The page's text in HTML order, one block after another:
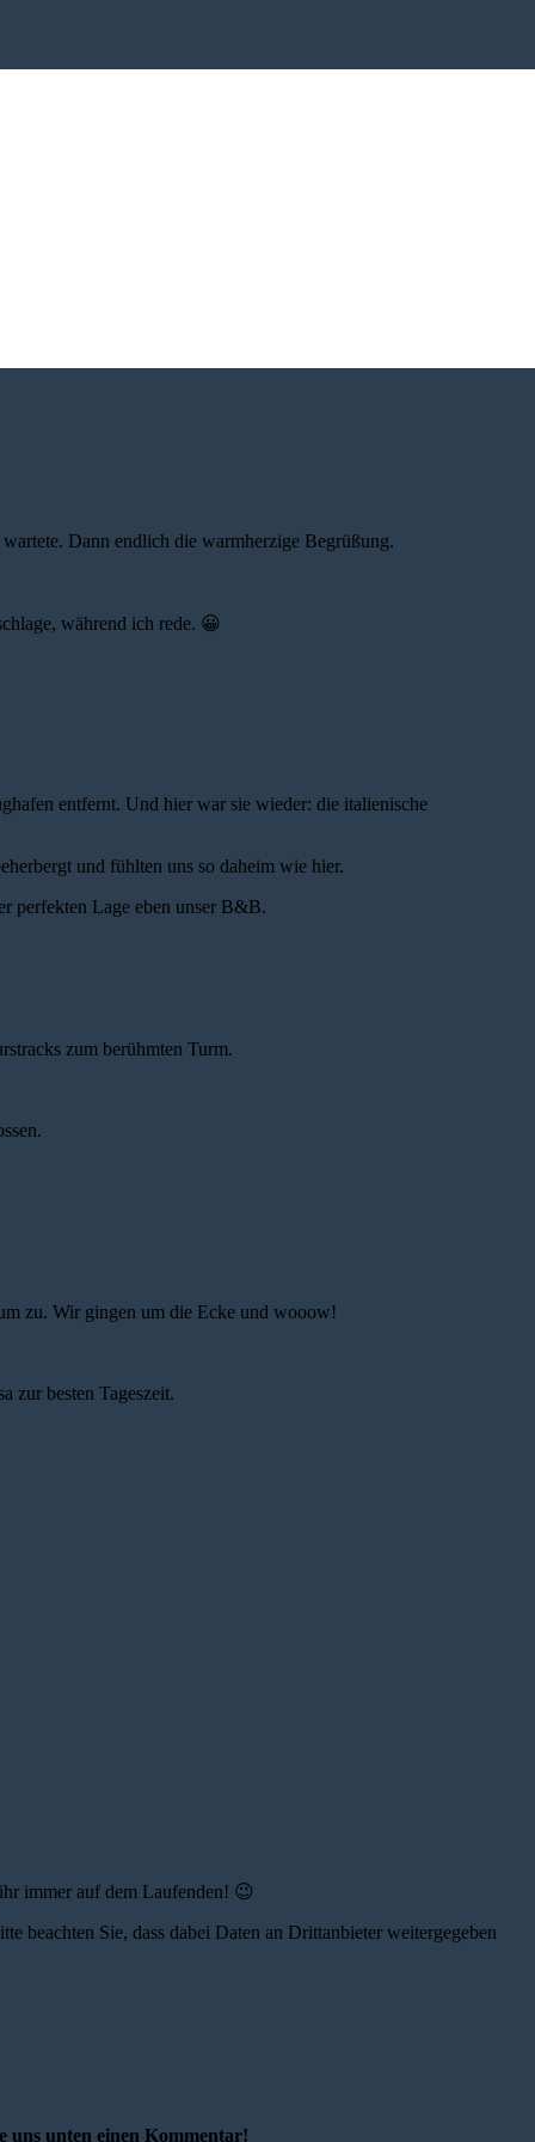
Dann endlich die warmherzige Begrüßung.
während ich rede. 😀
entfernt. Und hier war sie wieder: die italienische
und fühlten uns so daheim wie hier.
perfekten Lage eben unser B&B.
zum berühmten Turm.
zu. Wir gingen um die Ecke und wooow!
zur besten Tageszeit.
immer auf dem Laufenden! 😉
beachten Sie, dass dabei Daten an Drittanbieter weitergegeben
uns unten einen Kommentar!